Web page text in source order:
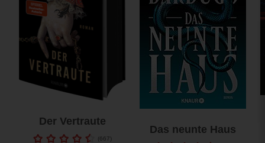
Der Vertraute
(667 )
Das neunte Haus